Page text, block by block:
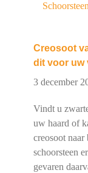
Creosoot
dit voor uw
3 december
Vindt u
uw haard of
creosoot
schoorsteen
gevaren